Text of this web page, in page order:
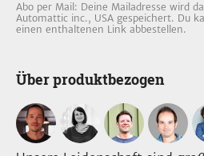
Abo per Mail: Deine Mailadresse wird
Automattic inc., USA gespeichert. Du
einen enthaltenen Link abbestellen.
Über produktbezogen